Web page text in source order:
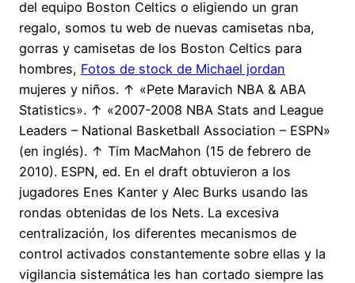
del equipo Boston Celtics o eligiendo un gran
regalo, somos tu web de nuevas camisetas nba,
gorras y camisetas de los Boston Celtics para
hombres, Fotos de stock de Michael jordan
mujeres y niños. ↑ «Pete Maravich NBA & ABA
Statistics». ↑ «2007-2008 NBA Stats and League
Leaders – National Basketball Association – ESPN»
(en inglés). ↑ Tim MacMahon (15 de febrero de
2010). ESPN, ed. En el draft obtuvieron a los
jugadores Enes Kanter y Alec Burks usando las
rondas obtenidas de los Nets. La excesiva
centralización, los diferentes mecanismos de
control activados constantemente sobre ellas y la
vigilancia sistemática les han cortado siempre las